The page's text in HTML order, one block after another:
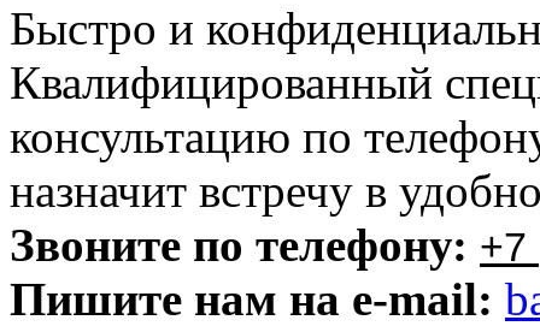
Быстро и
Квалифицированный
консультацию по
назначит встречу в
Звоните по телефону: +7
Пишите нам на e-mail: